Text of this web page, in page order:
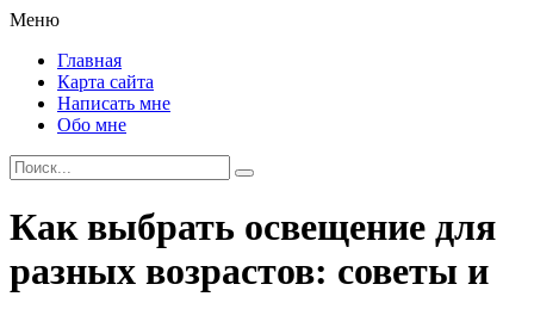
Меню
Главная
Карта сайта
Написать мне
Обо мне
Как выбрать освещение для
разных возрастов: советы и